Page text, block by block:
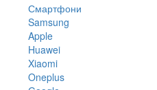
Смартфони
Samsung
Apple
Huawei
Xiaomi
Oneplus